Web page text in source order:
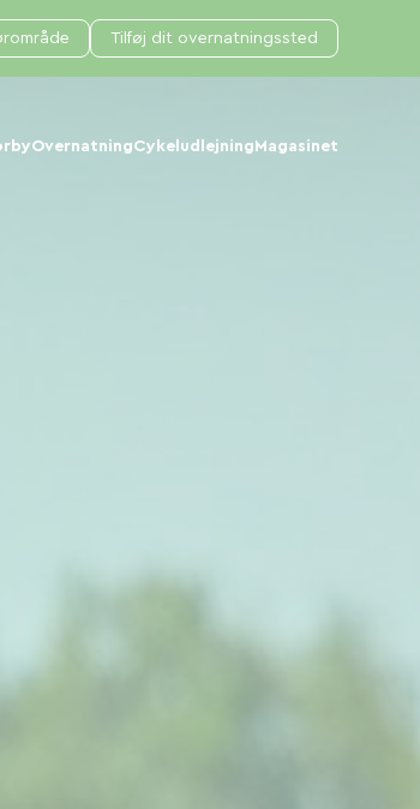
OvernatningCykeludlejning Magasinet
Tilføj dit overnatningssted